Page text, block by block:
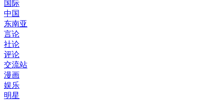
国际
中国
东南亚
言论
社论
评论
交流站
漫画
娱乐
明星